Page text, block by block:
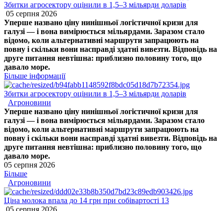
Збитки агросектору оцінили в 1,5–3 мільярди доларів
05 серпня 2026
Уперше названо ціну нинішньої логістичної кризи для
галузі — і вона вимірюється мільярдами. Заразом стало
відомо, коли альтернативні маршрути запрацюють на
повну і скільки вони насправді здатні вивезти. Відповідь на
друге питання невтішна: приблизно половину того, що
давало море.
Більше інформації
Збитки агросектору оцінили в 1,5–3 мільярди доларів
Агроновини
Уперше названо ціну нинішньої логістичної кризи для
галузі — і вона вимірюється мільярдами. Заразом стало
відомо, коли альтернативні маршрути запрацюють на
повну і скільки вони насправді здатні вивезти. Відповідь на
друге питання невтішна: приблизно половину того, що
давало море.
05 серпня 2026
Більше
Агроновини
Ціна молока впала до 14 грн при собівартості 13